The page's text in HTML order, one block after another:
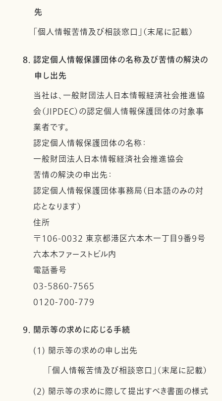
先
「個人情報苦情及び相談窓口」（末尾に記載）
8. 認定個人情報保護団体の名称及び苦情の解決の
申し出先
当社は、一般財団法人日本情報経済社会推進協
会（JIPDEC）の認定個人情報保護団体の対象事
業者です。
認定個人情報保護団体の名称：
一般財団法人日本情報経済社会推進協会
苦情の解決の申出先：
認定個人情報保護団体事務局（日本語のみの対
応となります）
住所
〒106-0032 東京都港区六本木一丁目９番９号
六本木ファーストビル内
電話番号
03-5860-7565
0120-700-779
9. 開示等の求めに応じる手続
(1) 開示等の求めの申し出先
「個人情報苦情及び相談窓口」（末尾に記載）
(2) 開示等の求めに際して提出すべき書面の様式